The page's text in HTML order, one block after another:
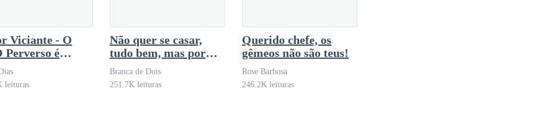
Viciante - O
Perverso é
leituras
Não quer se casar,
tudo bem, mas por
que chora pela
demissão?
Branca de Dois
251.7K leituras
Querido chefe, os
gêmeos não são teus!
Rose Barbosa
246.2K leituras